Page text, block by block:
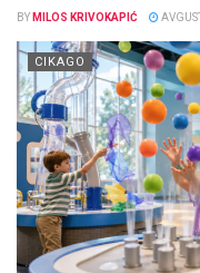
BY MILOS KRIVOKAPIĆ
CIKAGO